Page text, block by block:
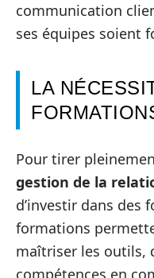
communication
ses équipes soient
LA
Pour tirer
gestion de la
d’investir dans des
formations
maîtriser les outils,
compétences en